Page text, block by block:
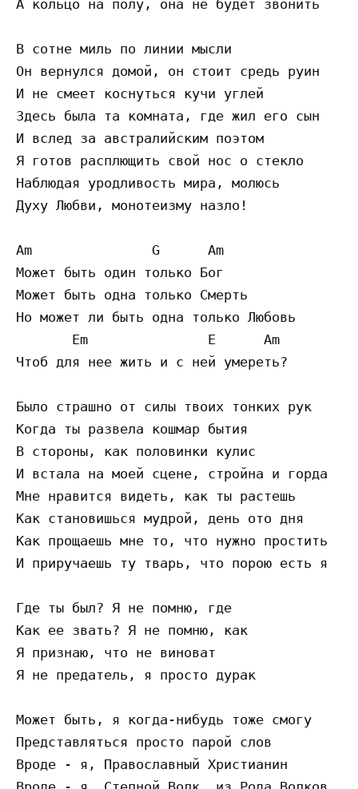
А кольцо на полу, она не будет звонить
В сотне миль по линии мысли
Он вернулся домой, он стоит средь руин
И не смеет коснуться кучи углей
Здесь была та комната, где жил его сын
И вслед за австралийским поэтом
Я готов расплющить свой нос о стекло
Наблюдая уродливость мира, молюсь
Духу Любви, монотеизму назло!
Am               G      Am
Может быть один только Бог
Может быть одна только Смерть
Но может ли быть одна только Любовь
       Em               E      Am
Чтоб для нее жить и с ней умереть?
Было страшно от силы твоих тонких рук
Когда ты развела кошмар бытия
В стороны, как половинки кулис
И встала на моей сцене, стройна и горда
Мне нравится видеть, как ты растешь
Как становишься мудрой, день ото дня
Как прощаешь мне то, что нужно простить
И приручаешь ту тварь, что порою есть я
Где ты был? Я не помню, где
Как ее звать? Я не помню, как
Я признаю, что не виноват
Я не предатель, я просто дурак
Может быть, я когда-нибудь тоже смогу
Представляться просто парой слов
Вроде - я, Православный Христианин